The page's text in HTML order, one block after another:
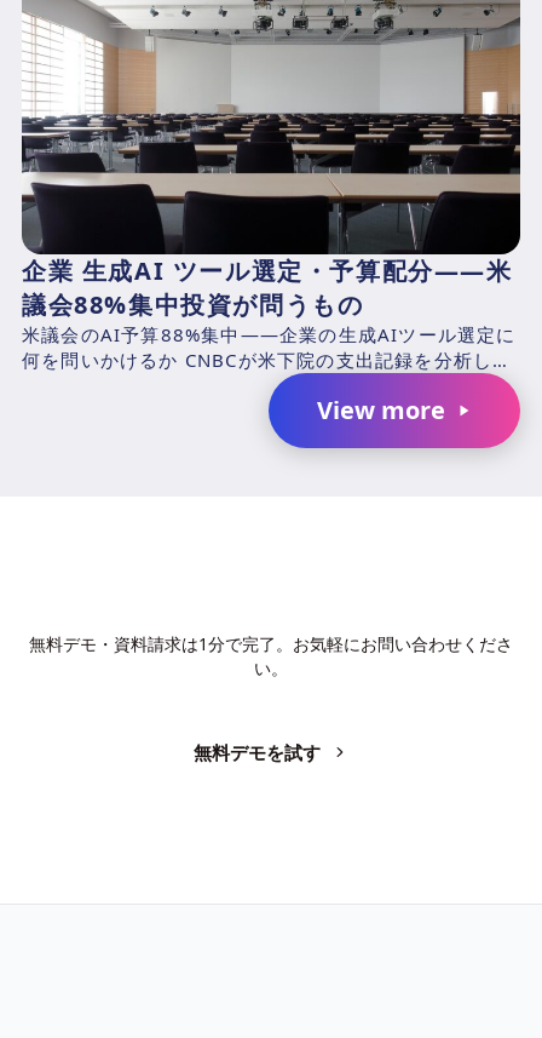
企業 生成AI ツール選定・予算配分——米
議会88%集中投資が問うもの
米議会のAI予算88%集中——企業の生成AIツール選定に
何を問いかけるか CNBCが米下院の支出記録を分析した
結果、2025年4月1日〜2026年3月31日の期...
View more
無料デモ・資料請求は1分で完了。お気軽にお問い合わせくださ
い。
無料デモを試す